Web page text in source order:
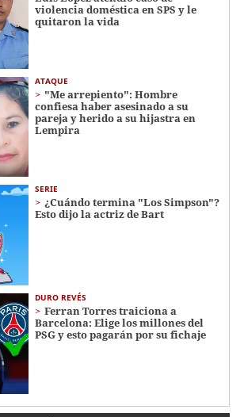
violencia doméstica en SPS y le
quitaron la vida
ATAQUE
"Me arrepiento": Hombre
confiesa haber asesinado a su
pareja y herido a su hijastra en
Lempira
SERIE
¿Cuándo termina "Los Simpson"?
Esto dijo la actriz de Bart
DURO REVÉS
Ferran Torres traiciona a
Barcelona: Elige los millones del
PSG y esto pagarán por su fichaje